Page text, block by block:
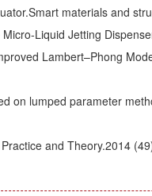
materials and
Liquid Jetting
Lambert–Phong
on lumped parameter
and Theory.2014